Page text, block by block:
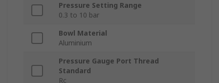
Pressure Setting Range
0.3 to 10 bar
Bowl Material
Aluminium
Pressure Gauge Port Thread
Standard
Rc